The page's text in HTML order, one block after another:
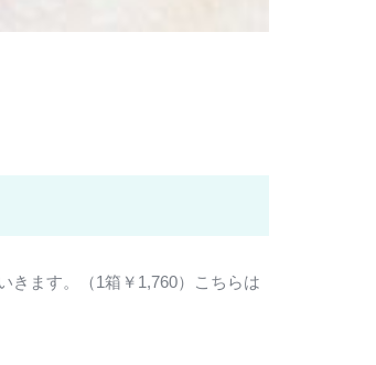
きます。（1箱￥1,760）こちらは